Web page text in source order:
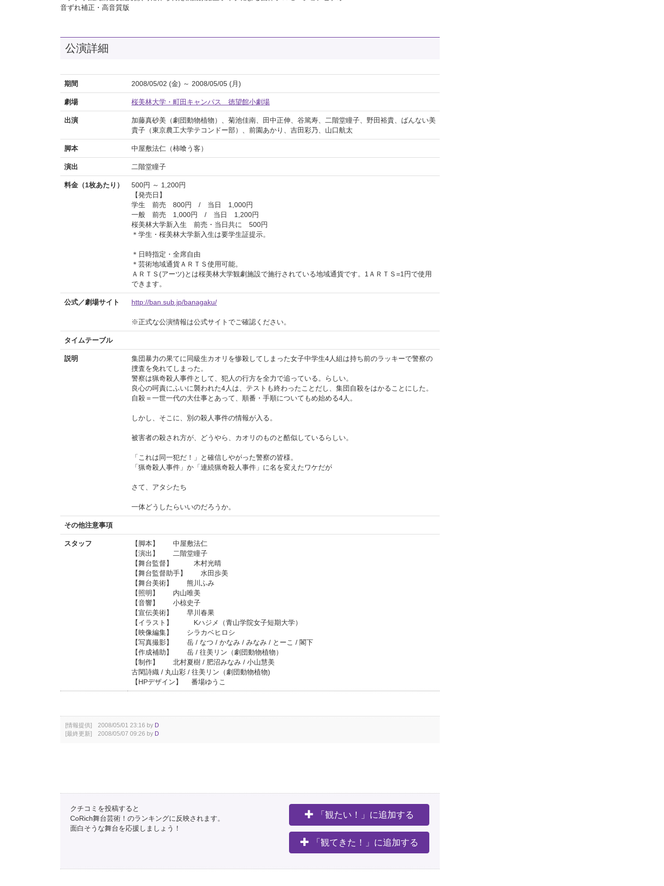
音ずれ補正・高音質版
公演詳細
期間 2008/05/02 (金) ～ 2008/05/05 (月)
劇場 桜美林大学・町田キャンパス 徳望館小劇場
出演
加藤真砂美（劇団動物植物）、菊池佳南、田中正伸、谷篤寿、二階堂瞳子、野田裕貴、ばんない美
貴子（東京農工大学テコンドー部）、前園あかり、吉田彩乃、山口航太
脚本 中屋敷法仁（柿喰う客）
演出 二階堂瞳子
料金（1枚あたり）
500円 ～ 1,200円
【発売日】
学生 前売 800円 / 当日 1,000円
一般 前売 1,000円 / 当日 1,200円
桜美林大学新入生 前売・当日共に 500円
＊学生・桜美林大学新入生は要学生証提示。
＊日時指定・全席自由
＊芸術地域通貨ＡＲＴＳ使用可能。
ＡＲＴＳ(アーツ)とは桜美林大学観劇施設で施行されている地域通貨です。1ＡＲＴＳ=1円で使用
できます。
公式／劇場サイト http://ban.sub.jp/banagaku/
※正式な公演情報は公式サイトでご確認ください。
タイムテーブル
説明
集団暴力の果てに同級生カオリを惨殺してしまった女子中学生4人組は持ち前のラッキーで警察の
捜査を免れてしまった。
警察は猟奇殺人事件として、犯人の行方を全力で追っている。らしい。
良心の呵責にふいに襲われた4人は、テストも終わったことだし、集団自殺をはかることにした。
自殺＝一世一代の大仕事とあって、順番・手順についてもめ始める4人。
しかし、そこに、別の殺人事件の情報が入る。
被害者の殺され方が、どうやら、カオリのものと酷似しているらしい。
「これは同一犯だ！」と確信しやがった警察の皆様。
「猟奇殺人事件」か「連続猟奇殺人事件」に名を変えたワケだが
さて、アタシたち
一体どうしたらいいのだろうか。
その他注意事項
スタッフ
【脚本】 中屋敷法仁
【演出】 二階堂瞳子
【舞台監督】 木村光晴
【舞台監督助手】 水田歩美
【舞台美術】 熊川ふみ
【照明】 内山唯美
【音響】 小椋史子
【宣伝美術】 早川春果
【イラスト】 Kハジメ（青山学院女子短期大学）
【映像編集】 シラカベヒロシ
【写真撮影】 岳 / なつ / かなみ / みなみ / とーこ / 閣下
【作成補助】 岳 / 往美リン（劇団動物植物）
【制作】 北村夏樹 / 肥沼みなみ / 小山慧美
古閑詩織 / 丸山彩 / 往美リン（劇団動物植物)
【HPデザイン】 番場ゆうこ
[情報提供] 2008/05/01 23:16 by D
[最終更新] 2008/05/07 09:26 by D
クチコミを投稿すると
CoRich舞台芸術！のランキングに反映されます。
面白そうな舞台を応援しましょう！
「観たい！」に追加する
「観てきた！」に追加する